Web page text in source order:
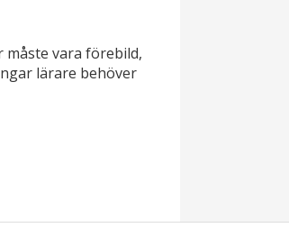
vara förebild,
lärare behöver